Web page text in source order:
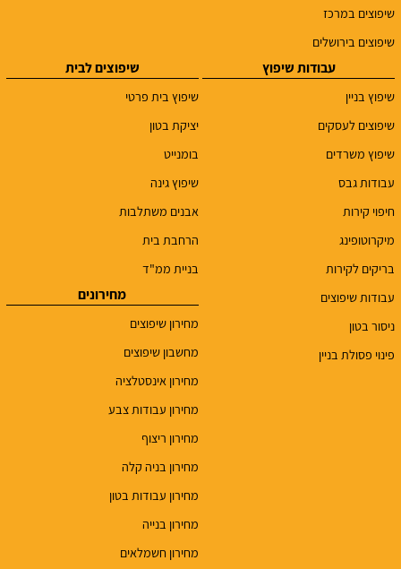
שיפוצים במרכז
שיפוצים בירושלים
עבודות שיפוץ
שיפוץ בניין
שיפוצים לעסקים
שיפוץ משרדים
עבודות גבס
חיפוי קירות
מיקרוטופינג
בריקים לקירות
עבודות שיפוצים
ניסור בטון
פינוי פסולת בניין
שיפוצים לבית
שיפוץ בית פרטי
יציקת בטון
בומנייט
שיפוץ גינה
אבנים משתלבות
הרחבת בית
בניית ממ"ד
מחירונים
מחירון שיפוצים
מחשבון שיפוצים
מחירון אינסטלציה
מחירון עבודות צבע
מחירון ריצוף
מחירון בניה קלה
מחירון עבודות בטון
מחירון בנייה
מחירון חשמלאים